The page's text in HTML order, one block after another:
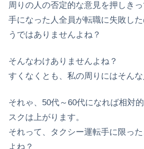
周りの人の否定的な意見を押しき
手になった人全員が転職に失敗し
うではありませんよね？
そんなわけありませんよね？
すくなくとも、私の周りにはそんな
それゃ、50代～60代になれば相対
スクは上がります。
それって、タクシー運転手に限っ
よね？